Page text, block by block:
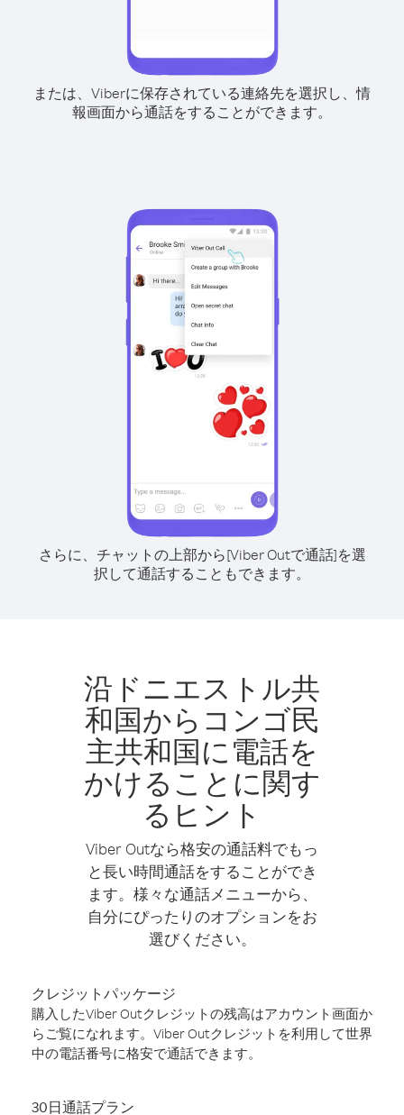
または、Viberに保存されている連絡先を選択し、情
報画面から通話をすることができます。
さらに、チャットの上部から[Viber Outで通話]を選
択して通話することもできます。
沿ドニエストル共
和国からコンゴ民
主共和国に電話を
かけることに関す
るヒント
Viber Outなら格安の通話料でもっ
と長い時間通話をすることができ
ます。様々な通話メニューから、
自分にぴったりのオプションをお
選びください。
クレジットパッケージ
購入したViber Outクレジットの残高はアカウント画面か
らご覧になれます。Viber Outクレジットを利用して世界
中の電話番号に格安で通話できます。
30日通話プラン